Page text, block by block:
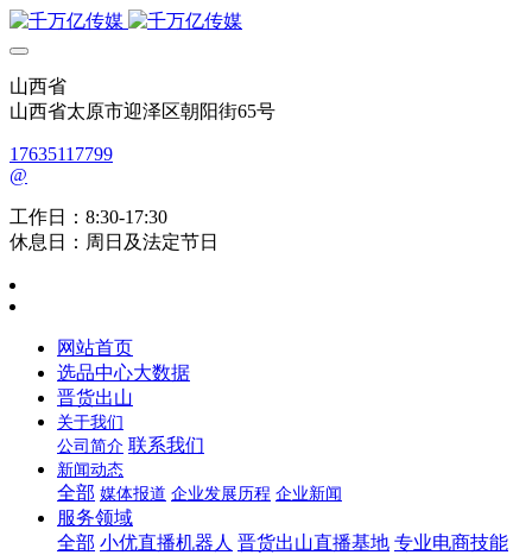
山西省
山西省太原市迎泽区朝阳街65号
17635117799
@
工作日：8:30-17:30
休息日：周日及法定节日
网站首页
选品中心大数据
晋货出山
关于我们
公司简介 联系我们
新闻动态
全部 媒体报道 企业发展历程 企业新闻
服务领域
全部 小优直播机器人 晋货出山直播基地 专业电商技能